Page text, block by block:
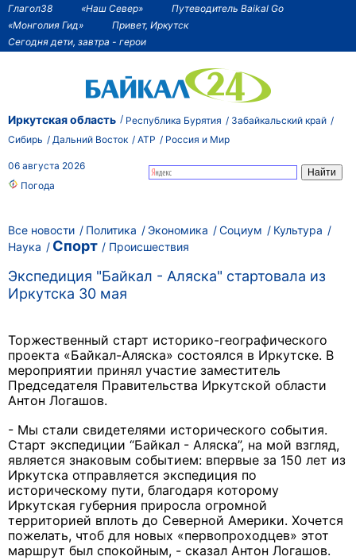
Глагол38 «Наш Север»
Путеводитель Baikal Go
«Монголия Гид»
Привет, Иркутск
Сегодня дети, завтра - герои
Иркутская область Республика Бурятия
Забайкальский край
Сибирь
Дальний Восток АТР Россия и Мир
06 августа 2026
Погода
Все новости Политика Экономика Социум
Культура
Наука
Спорт Происшествия
Экспедиция "Байкал - Аляска" стартовала из
Иркутска 30 мая
Торжественный старт историко-географического
проекта «Байкал-Аляска» состоялся в Иркутске. В
мероприятии принял участие заместитель
Председателя Правительства Иркутской области
Антон Логашов.
- Мы стали свидетелями исторического события.
Старт экспедиции “Байкал - Аляска”, на мой взгляд,
является знаковым событием: впервые за 150 лет из
Иркутска отправляется экспедиция по
историческому пути, благодаря которому
Иркутская губерния приросла огромной
территорией вплоть до Северной Америки. Хочется
пожелать, чтоб для новых «первопроходцев» этот
маршрут был спокойным, - сказал Антон Логашов.